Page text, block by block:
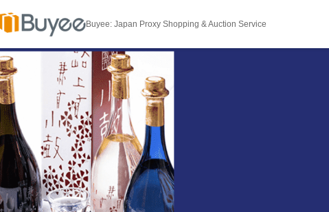
Buyee: Japan Proxy Shopping & Auction Service